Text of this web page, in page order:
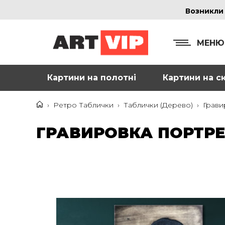
МЕНЮ
Картини на полотні Картини на
› Ретро Таблички › Таблички (Дерево) ›
ГРАВИРОВКА